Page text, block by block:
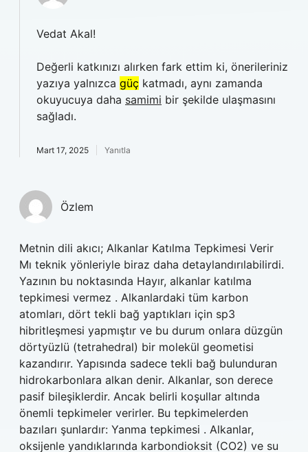
Vedat Akal!
Değerli katkınızı alırken fark ettim ki, önerileriniz
yazıya yalnızca güç katmadı, aynı zamanda
okuyucuya daha samimi bir şekilde ulaşmasını
sağladı.
Mart 17, 2025 Yanıtla
Özlem
Metnin dili akıcı; Alkanlar Katılma Tepkimesi Verir
Mı teknik yönleriyle biraz daha detaylandırılabilirdi.
Yazının bu noktasında Hayır, alkanlar katılma
tepkimesi vermez . Alkanlardaki tüm karbon
atomları, dört tekli bağ yaptıkları için sp3
hibritleşmesi yapmıştır ve bu durum onlara düzgün
dörtyüzlü (tetrahedral) bir molekül geometisi
kazandırır. Yapısında sadece tekli bağ bulunduran
hidrokarbonlara alkan denir. Alkanlar, son derece
pasif bileşiklerdir. Ancak belirli koşullar altında
önemli tepkimeler verirler. Bu tepkimelerden
bazıları şunlardır: Yanma tepkimesi . Alkanlar,
oksijenle yandıklarında karbondioksit (CO2) ve su